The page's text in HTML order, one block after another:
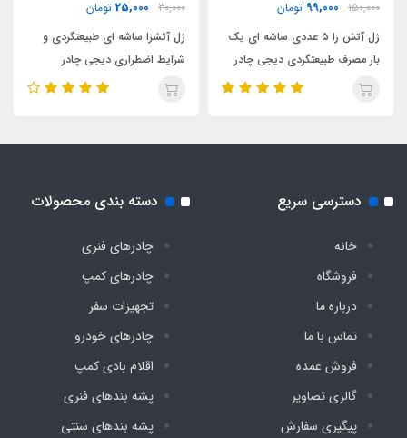
150,000
99,000 تومان
ژل آتش زا ۵ عددی ساشه ای یک
بار مصرف طبیعتگردی دیجی چادر
30,000
25,000 تومان
ژل آتشزا ساشه ای طبیعتگردی و
شرایط اضطراری دیجی چادر
دسترسی سریع
خانه
فروشگاه
درباره ما
تماس با ما
فروش عمده
گالری تصاویر
پیگیری سفارش
دسته بندی محصولات
چادرهای فنری
چادرهای کمپ
تجهیزات سفر
چادرهای خودرو
اقلام بادی کمپ
پشه‌ بندهای فنری
پشه‌ بندهای سنتی